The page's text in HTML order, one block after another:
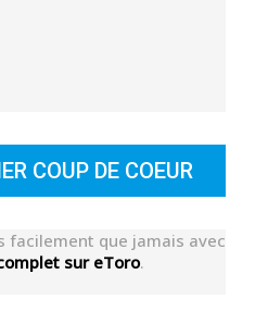
COUP DE COEUR
facilement que jamais avec
sur eToro.